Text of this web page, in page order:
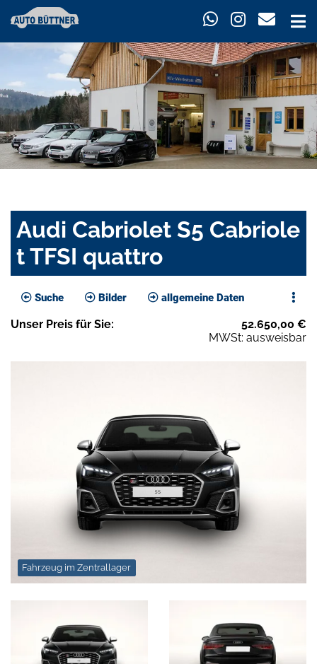
Audi Cabriolet S5 Cabriole
t TFSI quattro
Suche Bilder allgemeine Daten
Unser Preis für Sie: 52.650,00 €
MWSt: ausweisbar
Fahrzeug im Zentrallager